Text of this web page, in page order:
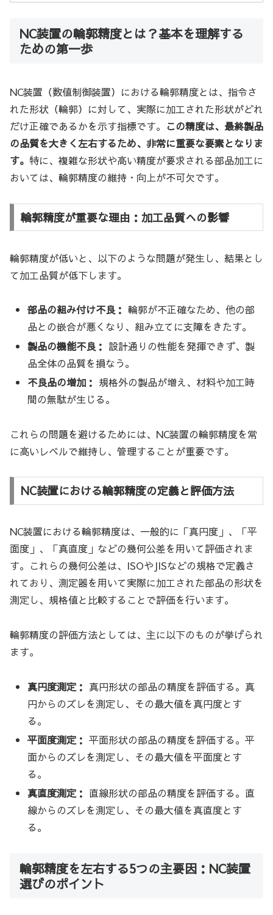
NC装置の輪郭精度とは？基本を理解する
ための第一歩
NC装置（数値制御装置）における輪郭精度とは、指令さ
れた形状（輪郭）に対して、実際に加工された形状がどれ
だけ正確であるかを示す指標です。 この精度は、最終製品
の品質を大きく左右するため、非常に重要な要素となりま
す。 特に、複雑な形状や高い精度が要求される部品加工に
おいては、輪郭精度の維持・向上が不可欠です。
輪郭精度が重要な理由：加工品質への影響
輪郭精度が低いと、以下のような問題が発生し、結果とし
て加工品質が低下します。
部品の組み付け不良： 輪郭が不正確なため、他の部
品との嵌合が悪くなり、組み立てに支障をきたす。
製品の機能不良： 設計通りの性能を発揮できず、製
品全体の品質を損なう。
不良品の増加： 規格外の製品が増え、材料や加工時
間の無駄が生じる。
これらの問題を避けるためには、NC装置の輪郭精度を常
に高いレベルで維持し、管理することが重要です。
NC装置における輪郭精度の定義と評価方法
NC装置における輪郭精度は、一般的に「真円度」、「平
面度」、「真直度」などの幾何公差を用いて評価されま
す。これらの幾何公差は、ISOやJISなどの規格で定義さ
れており、測定器を用いて実際に加工された部品の形状を
測定し、規格値と比較することで評価を行います。
輪郭精度の評価方法としては、主に以下のものが挙げられ
ます。
真円度測定： 真円形状の部品の精度を評価する。真
円からのズレを測定し、その最大値を真円度とす
る。
平面度測定： 平面形状の部品の精度を評価する。平
面からのズレを測定し、その最大値を平面度とす
る。
真直度測定： 直線形状の部品の精度を評価する。直
線からのズレを測定し、その最大値を真直度とす
る。
輪郭精度を左右する5つの主要因：NC装置
選びのポイント